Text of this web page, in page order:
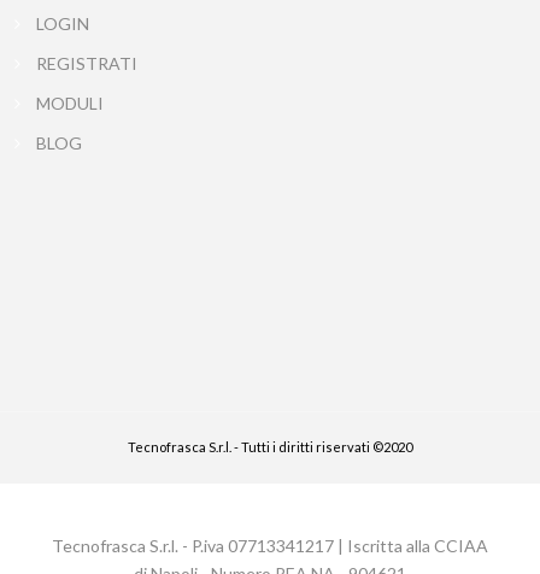
LOGIN
REGISTRATI
MODULI
BLOG
Tecnofrasca S.r.l. - Tutti i diritti riservati ©2020
Tecnofrasca S.r.l. - P.iva 07713341217 | Iscritta alla CCIAA